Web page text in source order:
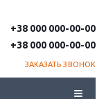
+38 000 000-00-00
+38 000 000-00-00
ЗАКАЗАТЬ ЗВОНОК